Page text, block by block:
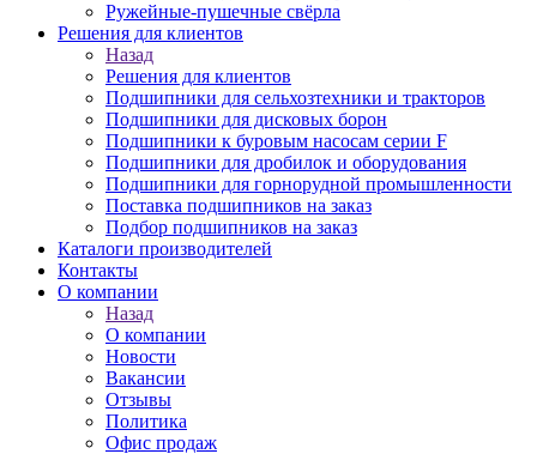
Ружейные-пушечные свёрла
Решения для клиентов
Назад
Решения для клиентов
Подшипники для сельхозтехники и тракторов
Подшипники для дисковых борон
Подшипники к буровым насосам серии F
Подшипники для дробилок и оборудования
Подшипники для горнорудной промышленности
Поставка подшипников на заказ
Подбор подшипников на заказ
Каталоги производителей
Контакты
О компании
Назад
О компании
Новости
Вакансии
Отзывы
Политика
Офис продаж